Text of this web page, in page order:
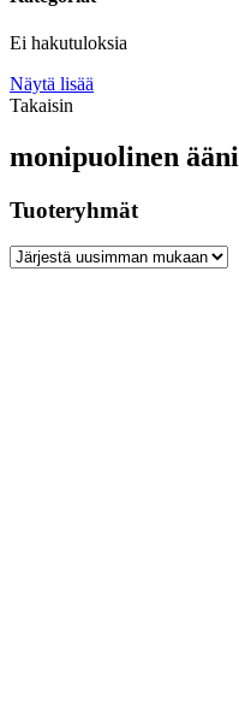
Ei hakutuloksia
Näytä lisää
Takaisin
monipuolinen ääni
Tuoteryhmät